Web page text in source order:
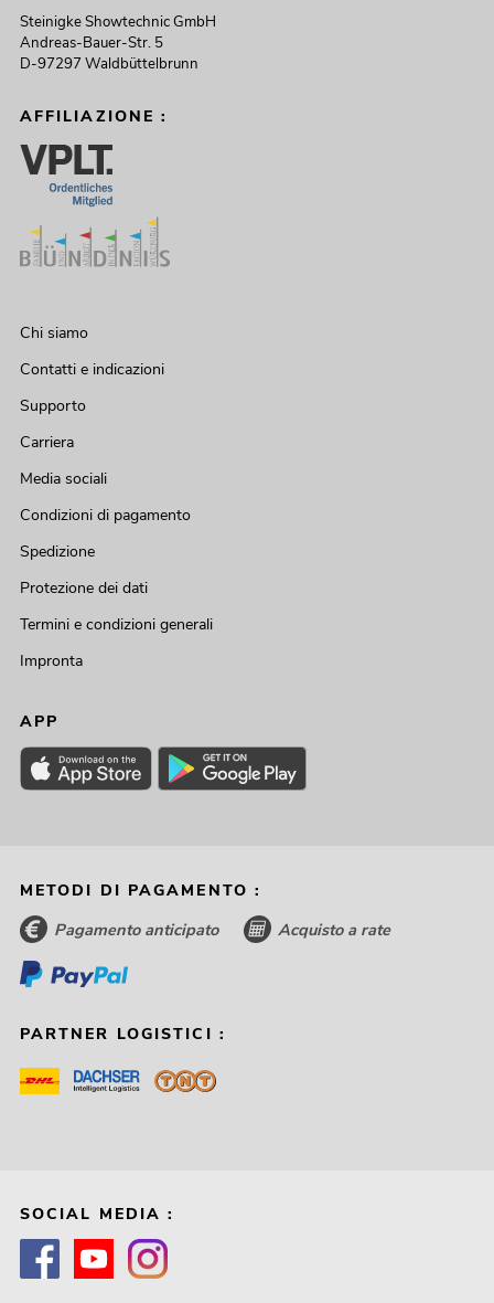
Steinigke Showtechnic GmbH
Andreas-Bauer-Str. 5
D-97297 Waldbüttelbrunn
AFFILIAZIONE :
Chi siamo
Contatti e indicazioni
Supporto
Carriera
Media sociali
Condizioni di pagamento
Spedizione
Protezione dei dati
Termini e condizioni generali
Impronta
APP
METODI DI PAGAMENTO :
Pagamento anticipato Acquisto a rate
PARTNER LOGISTICI :
SOCIAL MEDIA :